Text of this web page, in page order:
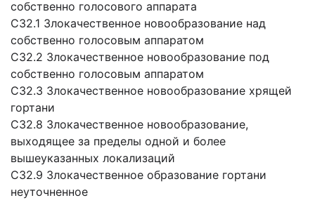
собственно голосового аппарата
C32.1 Злокачественное новообразование над
собственно голосовым аппаратом
С32.2 Злокачественное новообразование под
собственно голосовым аппаратом
С32.3 Злокачественное новообразование хрящей
гортани
С32.8 Злокачественное новообразование,
выходящее за пределы одной и более
вышеуказанных локализаций
С32.9 Злокачественное образование гортани
неуточненное